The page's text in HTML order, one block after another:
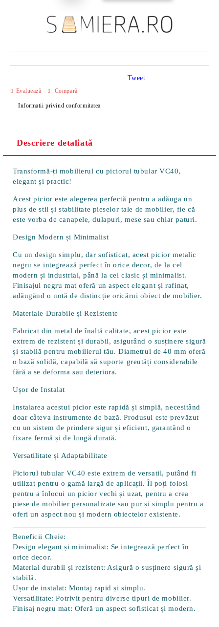
Evaluează Compară
Informatii privind conformitatea
Tweet
Descriere detaliată
Transformă-ți mobilierul cu piciorul tubular VC40,
elegant și practic!
Acest picior este alegerea perfectă pentru a adăuga un
plus de stil și stabilitate pieselor tale de mobilier, fie că
este vorba de canapele, dulapuri, mese sau chiar paturi.
Design Modern și Minimalist
Cu un design simplu, dar sofisticat, acestpicior metalic
negru se integrează perfect în orice decor, de la cel
modern și industrial, până la cel clasic și minimalist.
Finisajul negru mat oferă un aspect elegant și rafinat,
adăugând o notă de distincție oricărui obiect de mobilier.
Materiale Durabile și Rezistente
Fabricat dinmetal de înaltă calitate, acest picior este
extrem de rezistent și durabil, asigurând o susținere sigură
și stabilă pentru mobilierul tău. Diametrul de40 mm oferă
o bază solidă, capabilă să suporte greutăți considerabile
fără a se deforma sau deteriora.
Ușor de Instalat
Instalarea acestui picior este rapidă și simplă, necesitând
doar câteva instrumente de bază. Produsul este prevăzut
cu unsistem de prindere sigur și eficient, garantând o
fixare fermă și de lungă durată.
Versatilitate și Adaptabilitate
Piciorul tubular VC40 este extrem de versatil, putând fi
utilizat pentru o gamă largă de aplicații. Îl poți folosi
pentru a înlocui un picior vechi și uzat, pentru a crea
piese de mobilier personalizate sau pur și simplu pentru a
oferi un aspect nou și modern obiectelor existente.
Beneficii Cheie:
Design elegant și minimalist: Se integrează perfect în
orice decor.
Material durabil și rezistent: Asigură o susținere sigură și
stabilă.
Ușor de instalat: Montaj rapid și simplu.
Versatilitate: Potrivit pentru diverse tipuri de mobilier.
Finisaj negru mat: Oferă un aspect sofisticat și modern.